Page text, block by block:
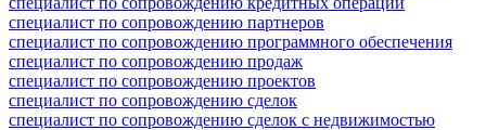
специалист по сопровождению партнеров
специалист по сопровождению программного обеспечения
специалист по сопровождению продаж
специалист по сопровождению проектов
специалист по сопровождению сделок
специалист по сопровождению сделок с недвижимостью